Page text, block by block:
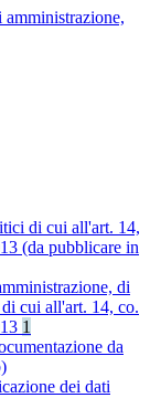
di cui all'art. 14,
(da pubblicare in
di
cui all'art. 14, co.
1
da
dei dati